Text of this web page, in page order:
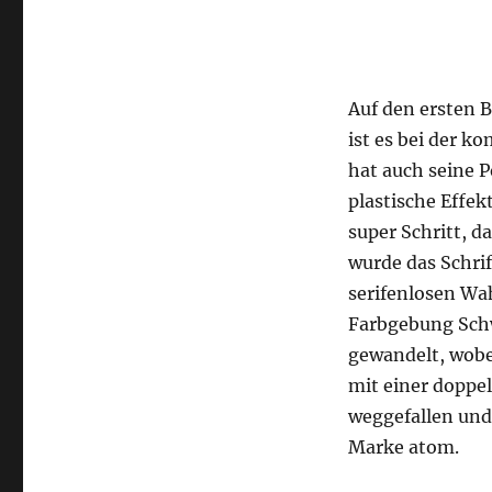
Auf den ersten
ist es bei der
hat auch seine
plastische
super Schritt,
wurde das
serifenlosen
Farbgebung
gewandelt,
mit einer
weggefallen
Marke atom.